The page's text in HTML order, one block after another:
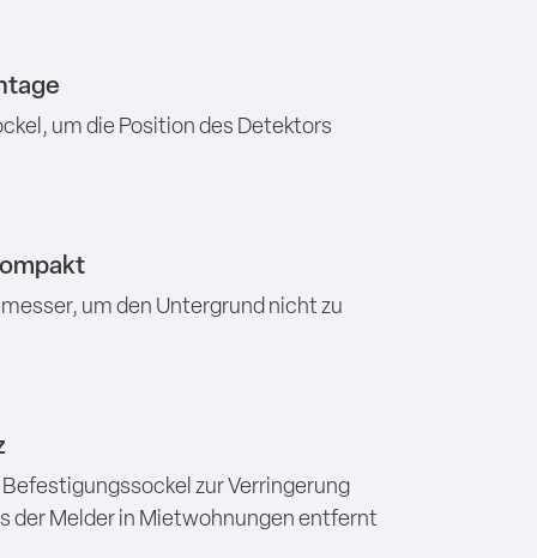
um die Position des Detektors
um den Untergrund nicht zu
zur Verringerung
der Melder in Mietwohnungen entfernt